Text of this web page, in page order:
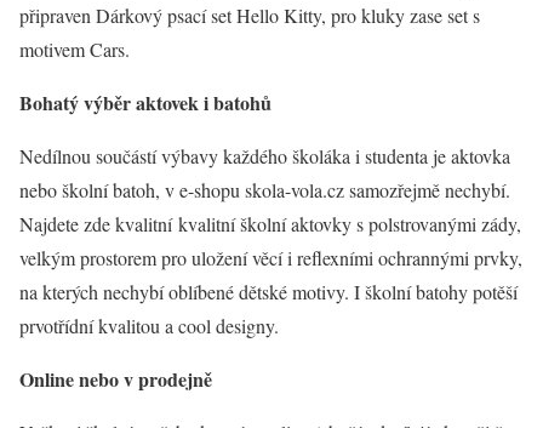
připraven Dárkový psací set Hello Kitty, pro kluky zase set s
motivem Cars.
Bohatý výběr aktovek i batohů
Nedílnou součástí výbavy každého školáka i studenta je aktovka
nebo školní batoh, v e-shopu skola-vola.cz samozřejmě nechybí.
Najdete zde kvalitní kvalitní školní aktovky s polstrovanými zády,
velkým prostorem pro uložení věcí i reflexními ochrannými prvky,
na kterých nechybí oblíbené dětské motivy. I školní batohy potěší
prvotřídní kvalitou a cool designy.
Online nebo v prodejně